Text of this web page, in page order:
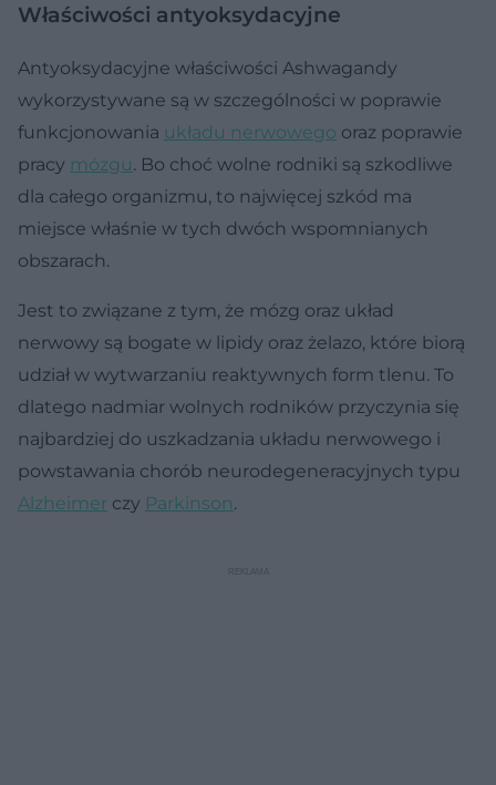
Właściwości antyoksydacyjne
Antyoksydacyjne właściwości Ashwagandy
wykorzystywane są w szczególności w poprawie
funkcjonowania układu nerwowego oraz poprawie
pracy mózgu. Bo choć wolne rodniki są szkodliwe
dla całego organizmu, to najwięcej szkód ma
miejsce właśnie w tych dwóch wspomnianych
obszarach.
Jest to związane z tym, że mózg oraz układ
nerwowy są bogate w lipidy oraz żelazo, które biorą
udział w wytwarzaniu reaktywnych form tlenu. To
dlatego nadmiar wolnych rodników przyczynia się
najbardziej do uszkadzania układu nerwowego i
powstawania chorób neurodegeneracyjnych typu
Alzheimer czy Parkinson.